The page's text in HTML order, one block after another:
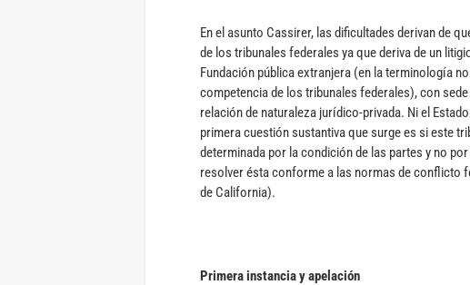
En el asunto Cassirer, las dificultades derivan de
de los tribunales federales ya que deriva de un
Fundación pública extranjera (en la terminología
competencia de los tribunales federales), con
relación de naturaleza jurídico-privada. Ni el
primera cuestión sustantiva que surge es si este
determinada por la condición de las partes y no
resolver ésta conforme a las normas de conflicto
de California).
Primera instancia y apelación